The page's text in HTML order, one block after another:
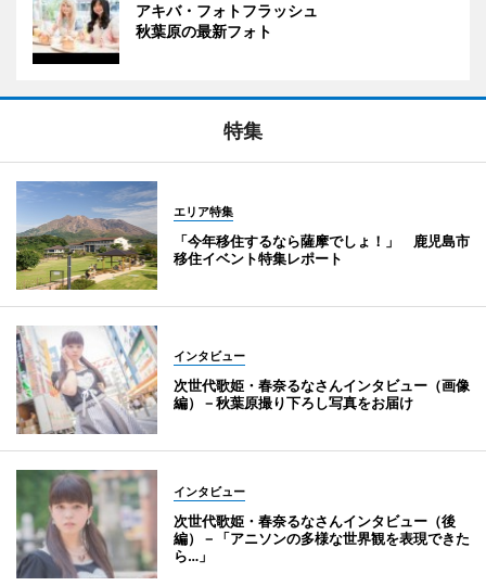
アキバ・フォトフラッシュ
秋葉原の最新フォト
特集
エリア特集
「今年移住するなら薩摩でしょ！」 鹿児島市
移住イベント特集レポート
インタビュー
次世代歌姫・春奈るなさんインタビュー（画像
編）－秋葉原撮り下ろし写真をお届け
インタビュー
次世代歌姫・春奈るなさんインタビュー（後
編）－「アニソンの多様な世界観を表現できた
ら…」